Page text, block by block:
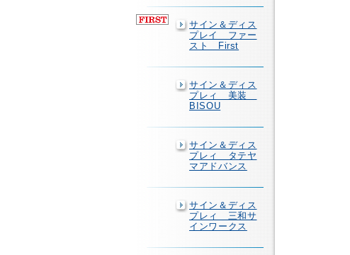
サイン＆ディス
プレイ ファー
スト First
サイン＆ディス
プレィ 美装
BISOU
サイン＆ディス
プレィ タテヤ
マアドバンス
サイン＆ディス
プレィ 三和サ
インワークス